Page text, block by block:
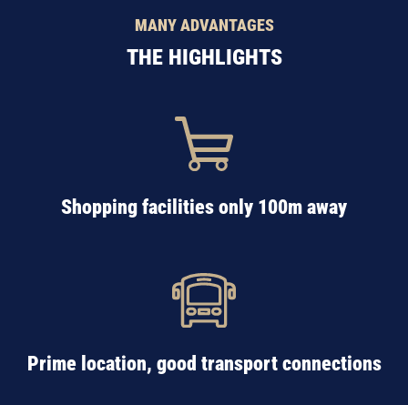
MANY ADVANTAGES
THE HIGHLIGHTS
Shopping facilities only 100m away
Prime location, good transport connections